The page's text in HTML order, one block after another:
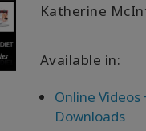
Katherine
Available in:
Online Videos
Downloads